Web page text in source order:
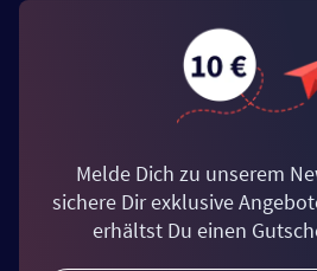
Melde Dich zu unserem
sichere Dir exklusive
erhältst Du einen